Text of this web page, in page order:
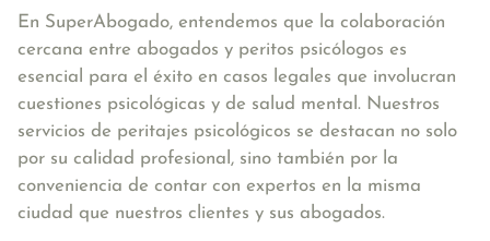
En SuperAbogado, entendemos que la colaboración
cercana entre abogados y peritos psicólogos es
esencial para el éxito en casos legales que involucran
cuestiones psicológicas y de salud mental. Nuestros
servicios de peritajes psicológicos se destacan no solo
por su calidad profesional, sino también por la
conveniencia de contar con expertos en la misma
ciudad que nuestros clientes y sus abogados.